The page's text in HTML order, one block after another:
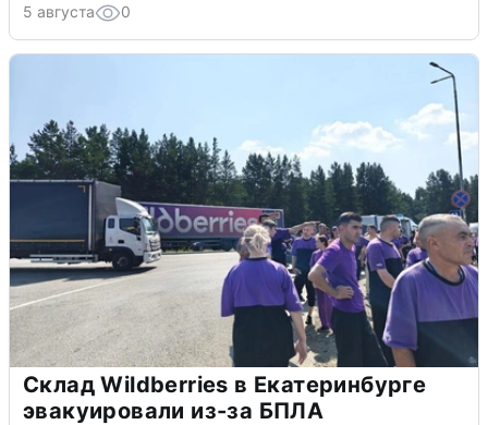
5 августа 0
Склад Wildberries в Екатеринбурге
эвакуировали из-за БПЛА